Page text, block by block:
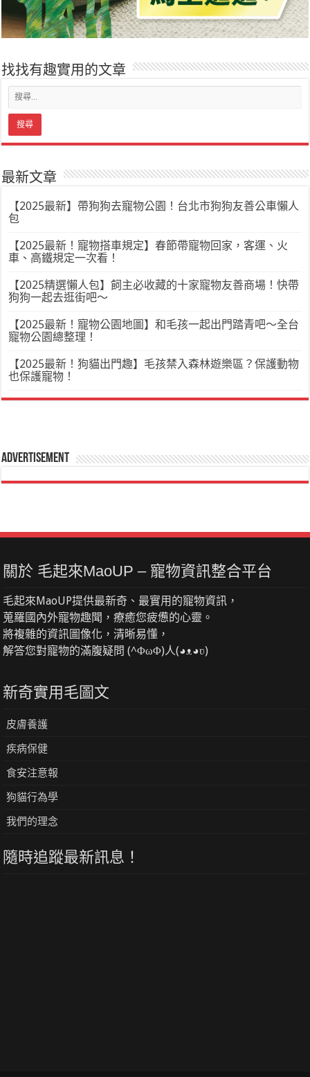
找找有趣實用的文章
最新文章
【2025最新】帶狗狗去寵物公園！台北市狗狗友善公車懶人
包
【2025最新！寵物搭車規定】春節帶寵物回家，客運、火
車、高鐵規定一次看！
【2025精選懶人包】飼主必收藏的十家寵物友善商場！快帶
狗狗一起去逛街吧～
【2025最新！寵物公園地圖】和毛孩一起出門踏青吧～全台
寵物公園總整理！
【2025最新！狗貓出門趣】毛孩禁入森林遊樂區？保護動物
也保護寵物！
Advertisement
關於 毛起來MaoUP – 寵物資訊整合平台
毛起來MaoUP提供最新奇、最實用的寵物資訊，
蒐羅國內外寵物趣聞，療癒您疲憊的心靈。
將複雜的資訊圖像化，清晰易懂，
解答您對寵物的滿腹疑問 (^ΦωΦ)人(◕ᴥ◕ʋ)
新奇實用毛圖文
皮膚養護
疾病保健
食安注意報
狗貓行為學
我們的理念
隨時追蹤最新訊息！